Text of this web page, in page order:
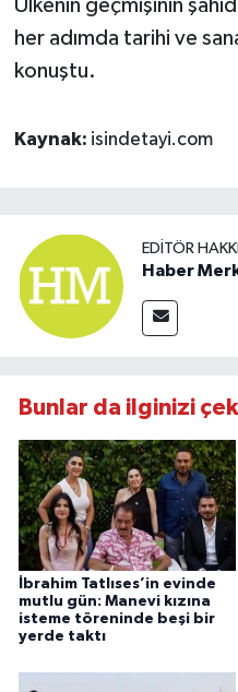
Ülkenin geçmişinin
her adımda tarihi ve
konuştu.
Kaynak: isindetayi.com
EDITÖR
Haber
Bunlar da ilginizi
İbrahim Tatlıses’in evinde
mutlu gün: Manevi kızına
isteme töreninde beşi bir
yerde taktı